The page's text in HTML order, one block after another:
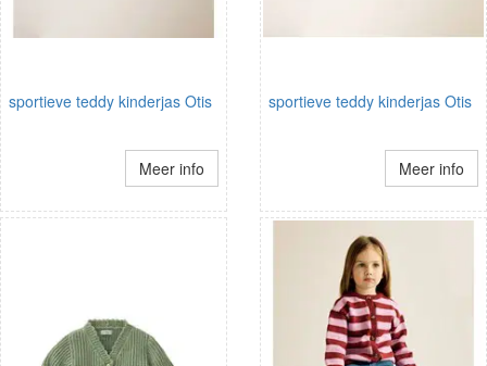
sportieve teddy kinderjas Otis
Meer info
sportieve teddy kinderjas Otis
Meer info